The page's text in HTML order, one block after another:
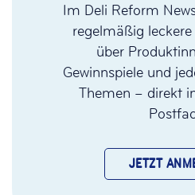
Im Deli Reform
regelmäßig
über
Gewinnspiele und
Themen – direkt
JETZT